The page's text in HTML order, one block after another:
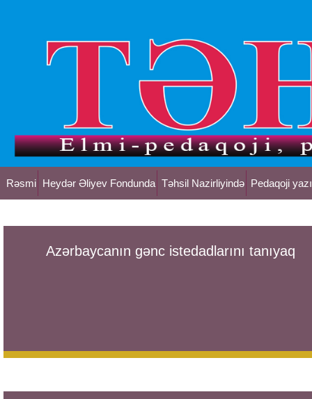
Rəsmi Heydər Əliyev Fondunda Təhsil Nazirliyində Pedaqoji
Azərbaycanın gənc istedadlarını tanıyaq